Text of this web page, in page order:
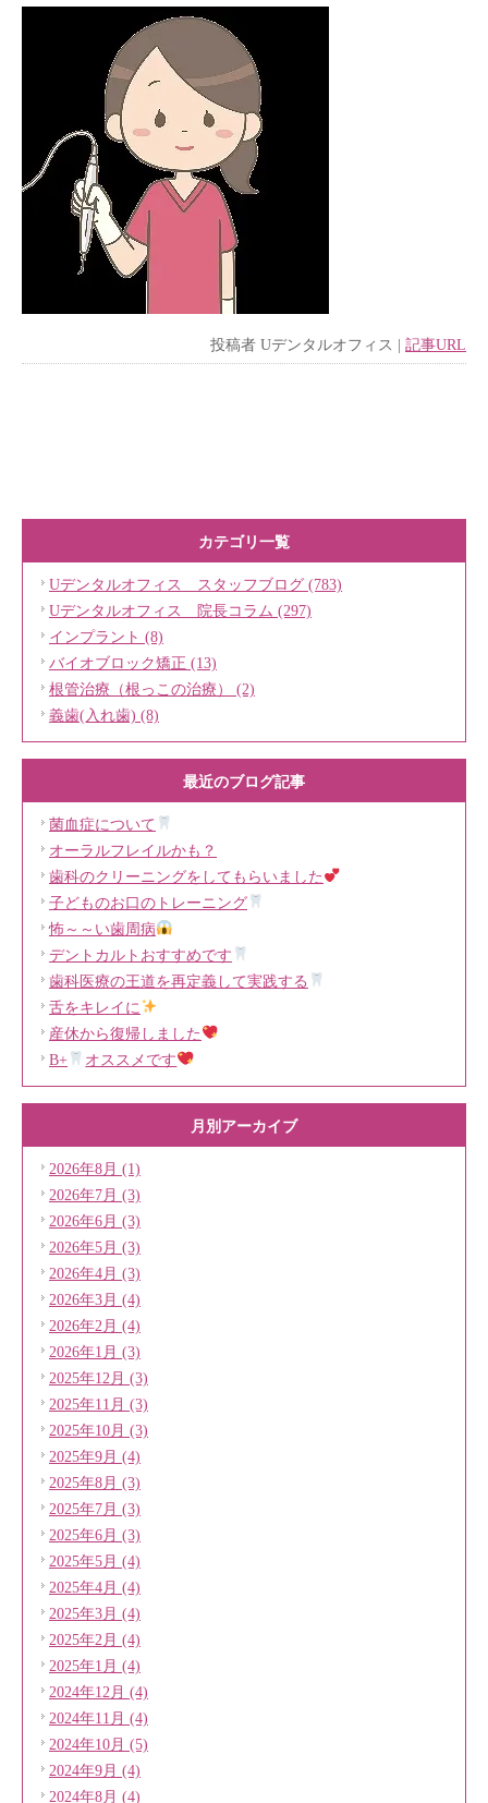
投稿者 Uデンタルオフィス | 記事URL
カテゴリ一覧
Uデンタルオフィス スタッフブログ (783)
Uデンタルオフィス 院長コラム (297)
インプラント (8)
バイオブロック矯正 (13)
根管治療（根っこの治療） (2)
義歯(入れ歯) (8)
最近のブログ記事
菌血症について
オーラルフレイルかも？
歯科のクリーニングをしてもらいました
子どものお口のトレーニング
怖～～い歯周病
デントカルトおすすめです
歯科医療の王道を再定義して実践する
舌をキレイに
産休から復帰しました
B+
オススメです
月別アーカイブ
2026年8月 (1)
2026年7月 (3)
2026年6月 (3)
2026年5月 (3)
2026年4月 (3)
2026年3月 (4)
2026年2月 (4)
2026年1月 (3)
2025年12月 (3)
2025年11月 (3)
2025年10月 (3)
2025年9月 (4)
2025年8月 (3)
2025年7月 (3)
2025年6月 (3)
2025年5月 (4)
2025年4月 (4)
2025年3月 (4)
2025年2月 (4)
2025年1月 (4)
2024年12月 (4)
2024年11月 (4)
2024年10月 (5)
2024年9月 (4)
2024年8月 (4)